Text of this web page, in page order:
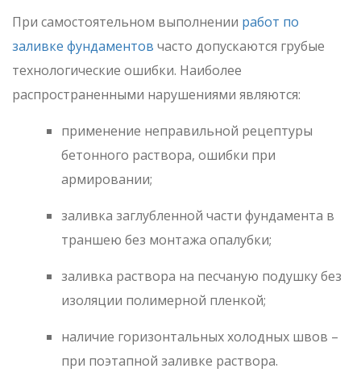
При самостоятельном выполнении работ по
заливке фундаментов часто допускаются грубые
технологические ошибки. Наиболее
распространенными нарушениями являются:
применение неправильной рецептуры
бетонного раствора, ошибки при
армировании;
заливка заглубленной части фундамента в
траншею без монтажа опалубки;
заливка раствора на песчаную подушку без
изоляции полимерной пленкой;
наличие горизонтальных холодных швов –
при поэтапной заливке раствора.